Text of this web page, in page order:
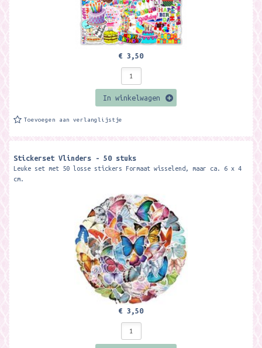
€ 3,50
In winkelwagen
Toevoegen aan verlanglijstje
Stickerset Vlinders - 50 stuks
Leuke set met 50 losse stickers Formaat wisselend, maar ca. 6 x 4
cm.
€ 3,50